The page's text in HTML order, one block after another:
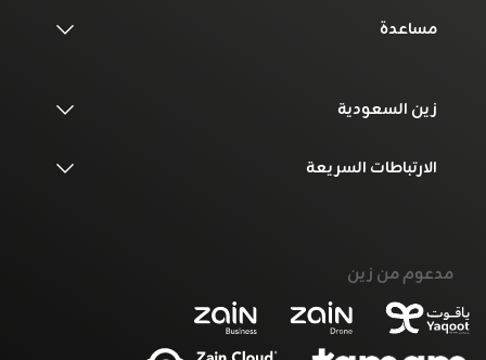
مساعدة
زين السعودية
الارتباطات السريعة
مدعوم من زين